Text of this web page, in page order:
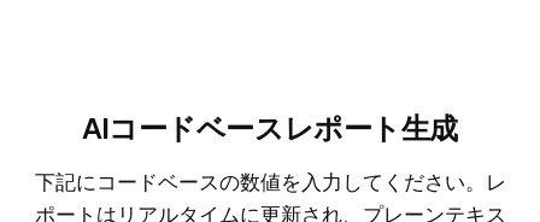
AIコードベースレポート生成
下記にコードベースの数値を入力してください。レ
ポートはリアルタイムに更新され、プレーンテキス